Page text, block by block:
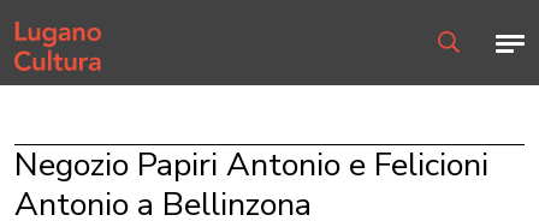
Home page
Negozio Papiri Antonio e Felicioni
Antonio a Bellinzona